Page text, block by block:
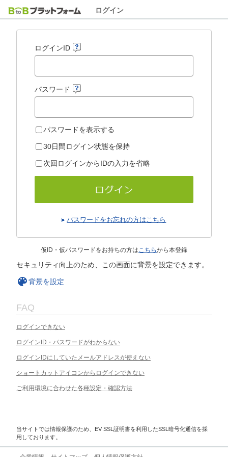
ログイン
ログインID
パスワード
パスワードを表示する
30日間ログイン状態を保持
次回ログインからIDの入力を省略
パスワードをお忘れの方はこちら
仮ID・仮パスワードをお持ちの方はこちらから本登録
セキュリティ向上のため、この画面に背景を設定できます。
背景を設定
FAQ
ログインできない
ログインID・パスワードがわからない
ログインIDにしていたメールアドレスが使えない
ショートカットアイコンからログインできない
ご利用環境に合わせた各種設定・確認方法
当サイトでは情報保護のため、EV SSL証明書を利用したSSL暗号化通信を採
用しております。